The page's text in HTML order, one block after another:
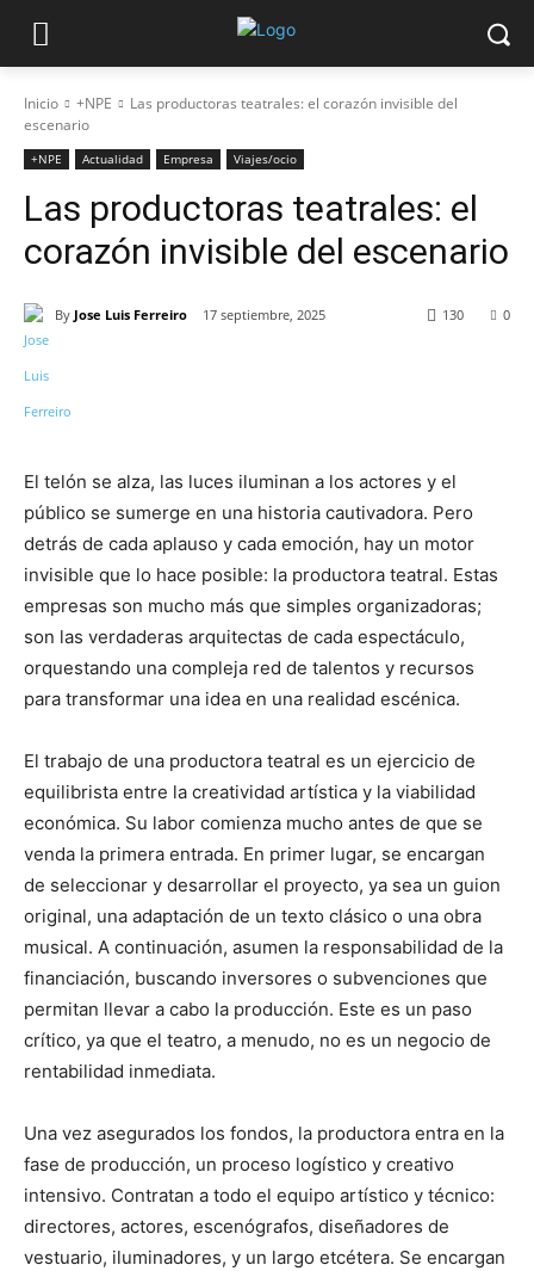
Inicio +NPE
Las productoras teatrales: el corazón invisible del
escenario
+NPE Actualidad Empresa Viajes/ocio
Las productoras teatrales: el
corazón invisible del escenario
By Jose Luis Ferreiro 17 septiembre, 2025 0
130
El telón se alza, las luces iluminan a los actores y el
público se sumerge en una historia cautivadora. Pero
detrás de cada aplauso y cada emoción, hay un motor
invisible que lo hace posible: la productora teatral. Estas
empresas son mucho más que simples organizadoras;
son las verdaderas arquitectas de cada espectáculo,
orquestando una compleja red de talentos y recursos
para transformar una idea en una realidad escénica.
El trabajo de una productora teatral es un ejercicio de
equilibrista entre la creatividad artística y la viabilidad
económica. Su labor comienza mucho antes de que se
venda la primera entrada. En primer lugar, se encargan
de seleccionar y desarrollar el proyecto, ya sea un guion
original, una adaptación de un texto clásico o una obra
musical. A continuación, asumen la responsabilidad de la
financiación, buscando inversores o subvenciones que
permitan llevar a cabo la producción. Este es un paso
crítico, ya que el teatro, a menudo, no es un negocio de
rentabilidad inmediata.
Una vez asegurados los fondos, la productora entra en la
fase de producción, un proceso logístico y creativo
intensivo. Contratan a todo el equipo artístico y técnico:
directores, actores, escenógrafos, diseñadores de
vestuario, iluminadores, y un largo etcétera. Se encargan